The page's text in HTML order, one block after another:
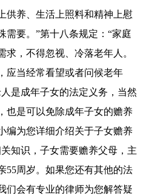
供养、生活上照料和精神上慰
需要。”第十八条规定：“家庭
求，不得忽视、冷落老年人。
应当经常看望或者问候老年
成年子女的法定义务，当然
也是可以免除成年子女的赡养
为您详细介绍关于子女赡养
知识，子女需要赡养父母，主
55周岁。如果您还有其他的法
们会有专业的律师为您解答疑